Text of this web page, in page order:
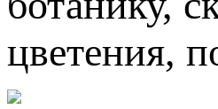
цветения,